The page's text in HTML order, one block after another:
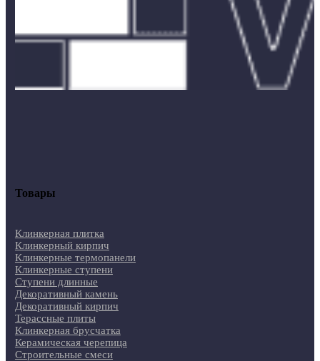
Товары
Клинкерная плитка
Клинкерный кирпич
Клинкерные термопанели
Клинкерные ступени
Ступени длинные
Декоративный камень
Декоративный кирпич
Терассные плиты
Клинкерная брусчатка
Керамическая черепица
Строительные смеси